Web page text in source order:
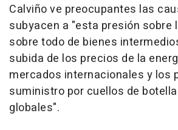
Calviño ve preocupantes las
subyacen a "esta presión sobre
sobre todo de bienes
subida de los precios de la
mercados internacionales y los
suministro por cuellos de
globales".